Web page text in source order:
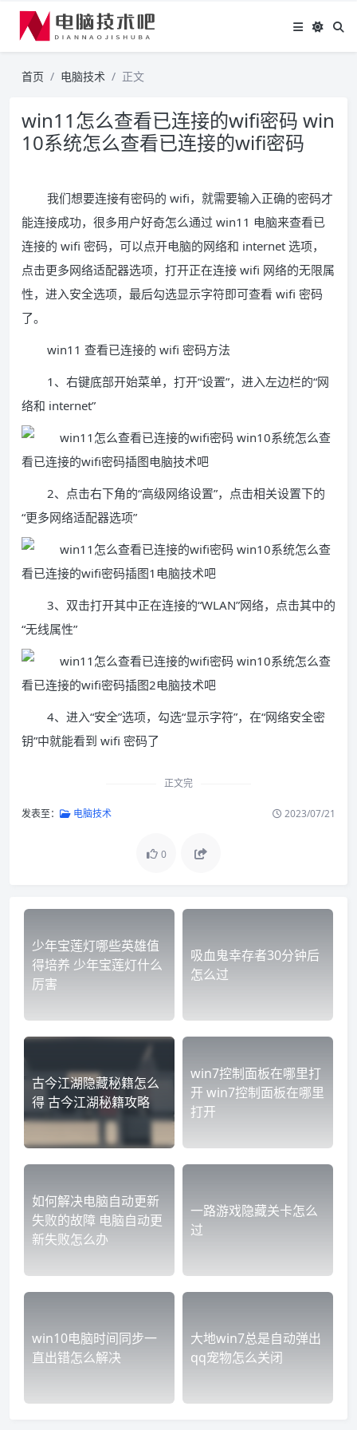
首页 电脑技术 正文
win11怎么查看已连接的wifi密码 win
10系统怎么查看已连接的wifi密码
我们想要连接有密码的 wifi，就需要输入正确的密码才
能连接成功，很多用户好奇怎么通过 win11 电脑来查看已
连接的 wifi 密码，可以点开电脑的网络和 internet 选项，
点击更多网络适配器选项，打开正在连接 wifi 网络的无限属
性，进入安全选项，最后勾选显示字符即可查看 wifi 密码
了。
win11 查看已连接的 wifi 密码方法
1、右键底部开始菜单，打开“设置”，进入左边栏的“网
络和 internet”
2、点击右下角的“高级网络设置”，点击相关设置下的
“更多网络适配器选项”
3、双击打开其中正在连接的“WLAN”网络，点击其中的
“无线属性”
4、进入“安全”选项，勾选“显示字符”，在“网络安全密
钥”中就能看到 wifi 密码了
正文完
发表至： 电脑技术 2023/07/21
0
少年宝莲灯哪些英雄值
得培养 少年宝莲灯什么
厉害
吸血鬼幸存者30分钟后
怎么过
古今江湖隐藏秘籍怎么
得 古今江湖秘籍攻略
win7控制面板在哪里打
开 win7控制面板在哪里
打开
如何解决电脑自动更新
失败的故障 电脑自动更
新失败怎么办
一路游戏隐藏关卡怎么
过
win10电脑时间同步一
直出错怎么解决
大地win7总是自动弹出
qq宠物怎么关闭